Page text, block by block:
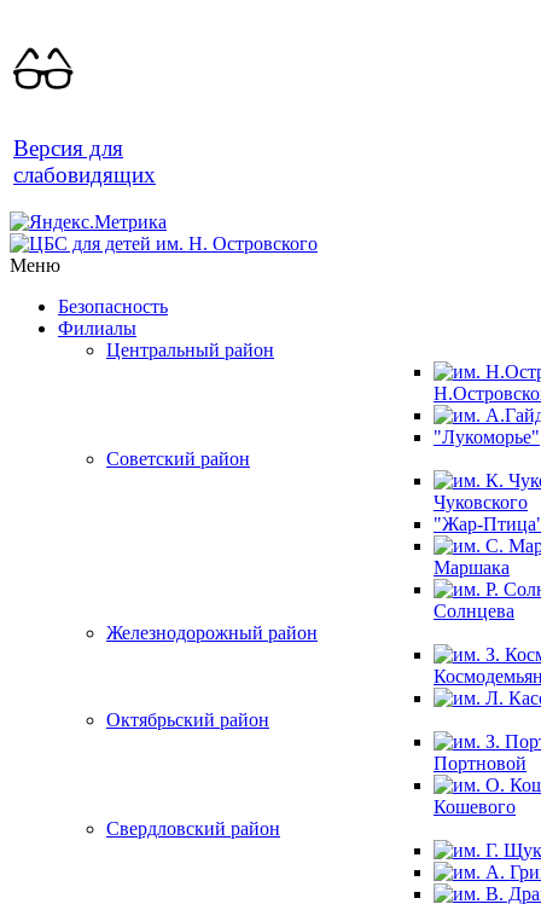
Версия для
слабовидящих
Меню
Безопасность
Филиалы
Центральный район
"Лукоморье"
Советский район
Чуковского
"Жар-
Маршака
Солнцева
Железнодорожный район
Октябрьский район
Портновой
Кошевого
Свердловский район